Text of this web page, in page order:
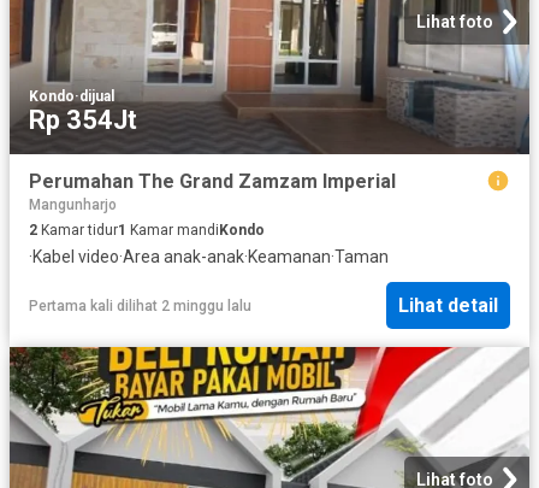
Lihat foto
Kondo·dijual
Rp 354Jt
Perumahan The Grand Zamzam Imperial
Mangunharjo
2 Kamar tidur1 Kamar mandi Kondo
·Kabel video·Area anak-anak·Keamanan·Taman
Pertama kali dilihat 2 minggu lalu Lihat detail
Lihat foto